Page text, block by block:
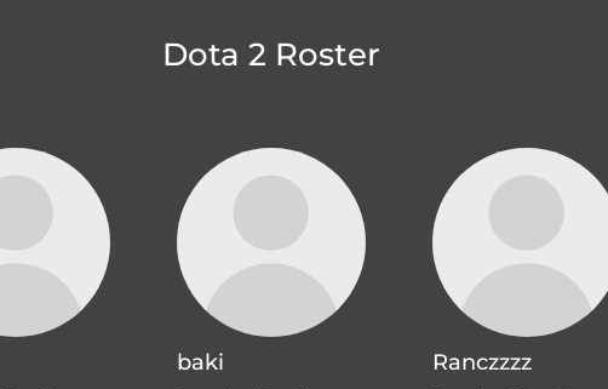
Dota 2 Roster
baki Ranczzzz